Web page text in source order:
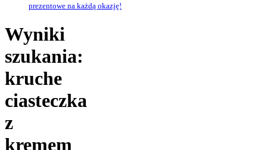
prezentowe na każdą okazję!
Wyniki
szukania:
kruche
ciasteczka
z
kremem